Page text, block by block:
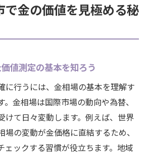
で金の価値を見極める秘
値測定の基本を知ろう
に行うには、金相場の基本を理解す
。金相場は国際市場の動向や為替、
けて日々変動します。例えば、世界
場の変動が金価格に直結するため、
ェックする習慣が役立ちます。地域